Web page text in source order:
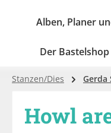
Alben, Planer
Der
Stanzen/Dies Gerda
Howl